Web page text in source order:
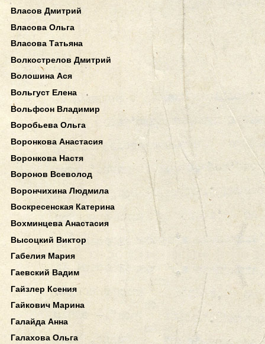
Власов Дмитрий
Власова Ольга
Власова Татьяна
Волкострелов Дмитрий
Волошина Ася
Вольгуст Елена
Вольфсон Владимир
Воробьева Ольга
Воронкова Анастасия
Воронкова Настя
Воронов Всеволод
Ворончихина Людмила
Воскресенская Катерина
Вохминцева Анастасия
Высоцкий Виктор
Габелия Мария
Гаевский Вадим
Гайзлер Ксения
Гайкович Марина
Галайда Анна
Галахова Ольга